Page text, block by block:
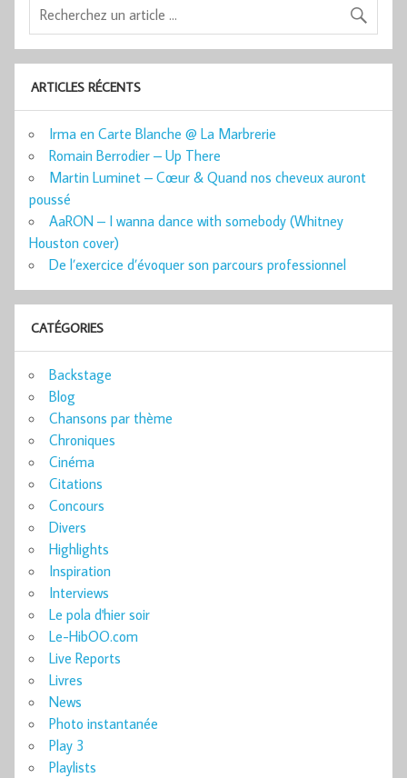
ARTICLES RÉCENTS
Irma en Carte Blanche @ La Marbrerie
Romain Berrodier – Up There
Martin Luminet – Cœur & Quand nos cheveux auront
poussé
AaRON – I wanna dance with somebody (Whitney
Houston cover)
De l’exercice d’évoquer son parcours professionnel
CATÉGORIES
Backstage
Blog
Chansons par thème
Chroniques
Cinéma
Citations
Concours
Divers
Highlights
Inspiration
Interviews
Le pola d'hier soir
Le-HibOO.com
Live Reports
Livres
News
Photo instantanée
Play 3
Playlists